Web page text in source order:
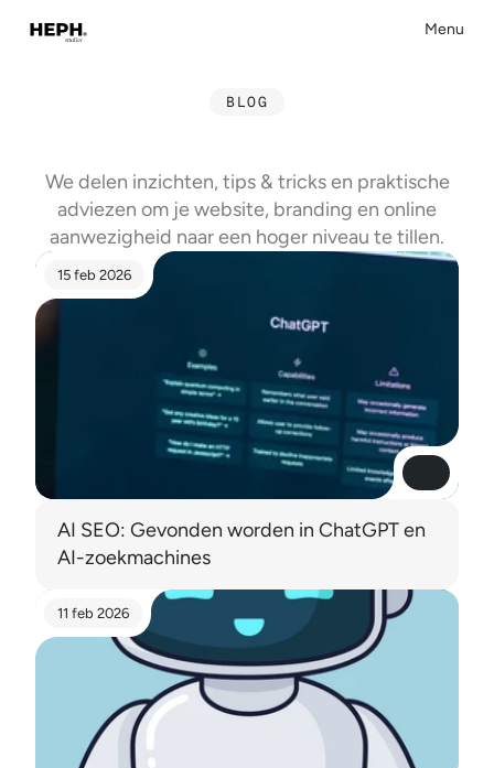
Menu
BLOG
We delen inzichten, tips & tricks en praktische
adviezen om je website, branding en online
aanwezigheid naar een hoger niveau te tillen.
Read More
Read More
15 feb 2026
AI SEO: Gevonden worden in ChatGPT en
AI-zoekmachines
11 feb 2026